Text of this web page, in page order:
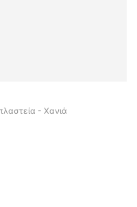
- Χανιά